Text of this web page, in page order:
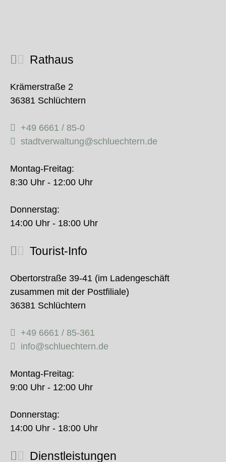
Rathaus
Krämerstraße 2
36381 Schlüchtern
+49 6661 / 85-0
stadtverwaltung@schluechtern.de
Montag-Freitag:
8:30 Uhr - 12:00 Uhr
Donnerstag:
14:00 Uhr - 18:00 Uhr
Tourist-Info
Obertorstraße 39-41 (im Ladengeschäft
zusammen mit der Postfiliale)
36381 Schlüchtern
+49 6661 / 85-361
info@schluechtern.de
Montag-Freitag:
9:00 Uhr - 12:00 Uhr
Donnerstag:
14:00 Uhr - 18:00 Uhr
Dienstleistungen